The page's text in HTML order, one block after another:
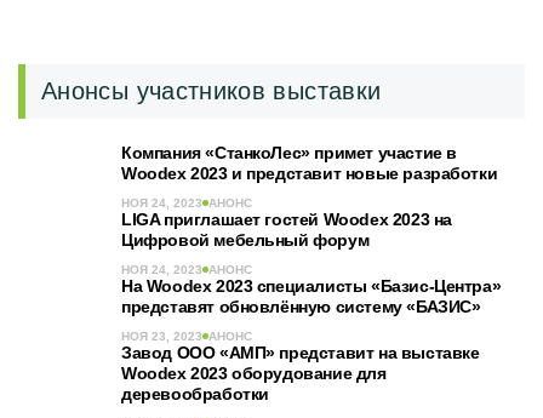
Анонсы участников выставки
Компания «СтанкоЛес» примет участие в
Woodex 2023 и представит новые разработки
НОЯ 24, 2023 АНОНС
LIGA приглашает гостей Woodex 2023 на
Цифровой мебельный форум
НОЯ 24, 2023 АНОНС
На Woodex 2023 специалисты «Базис-Центра»
представят обновлённую систему «БАЗИС»
НОЯ 23, 2023 АНОНС
Завод ООО «АМП» представит на выставке
Woodex 2023 оборудование для
деревообработки